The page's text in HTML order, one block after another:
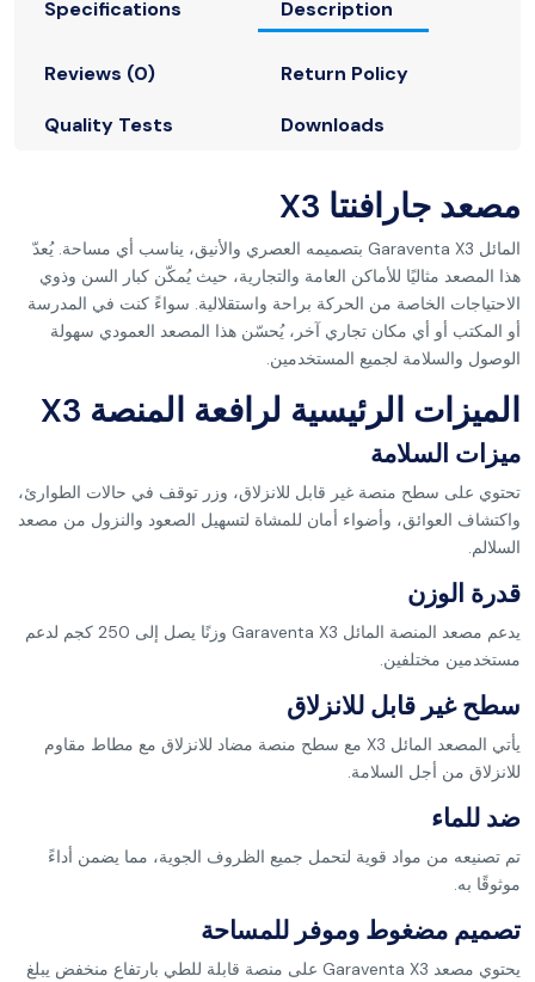
Description
Specifications
Return Policy
Reviews (0)
Downloads
Quality Tests
مصعد جارافنتا X3
المائل Garaventa X3 بتصميمه العصري والأنيق، يناسب أي مساحة. يُعدّ
هذا المصعد مثاليًا للأماكن العامة والتجارية، حيث يُمكّن كبار السن وذوي
الاحتياجات الخاصة من الحركة براحة واستقلالية. سواءً كنت في المدرسة
أو المكتب أو أي مكان تجاري آخر، يُحسّن هذا المصعد العمودي سهولة
الوصول والسلامة لجميع المستخدمين.
الميزات الرئيسية لرافعة المنصة X3
ميزات السلامة
تحتوي على سطح منصة غير قابل للانزلاق، وزر توقف في حالات الطوارئ،
واكتشاف العوائق، وأضواء أمان للمشاة لتسهيل الصعود والنزول من مصعد
السلالم.
قدرة الوزن
يدعم مصعد المنصة المائل Garaventa X3 وزنًا يصل إلى 250 كجم لدعم
مستخدمين مختلفين.
سطح غير قابل للانزلاق
يأتي المصعد المائل X3 مع سطح منصة مضاد للانزلاق مع مطاط مقاوم
للانزلاق من أجل السلامة.
ضد للماء
تم تصنيعه من مواد قوية لتحمل جميع الظروف الجوية، مما يضمن أداءً
موثوقًا به.
تصميم مضغوط وموفر للمساحة
يحتوي مصعد Garaventa X3 على منصة قابلة للطي بارتفاع منخفض يبلغ